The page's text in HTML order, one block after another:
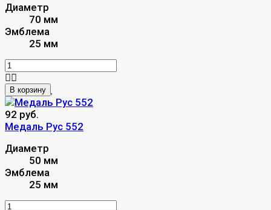
Диаметр
70 мм
Эмблема
25 мм
В корзину
92 руб.
Медаль Рус 552
Диаметр
50 мм
Эмблема
25 мм